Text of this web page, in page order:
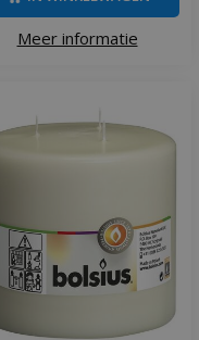
Meer informatie